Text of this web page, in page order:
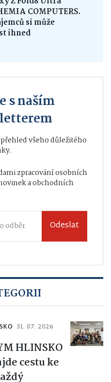
COMPUTERS.
si může
ihned
s naším
všeho důležitého
zpracování osobních
a obchodních
Odeslat
31. 07. 2026
HLINSKO
cestu ke